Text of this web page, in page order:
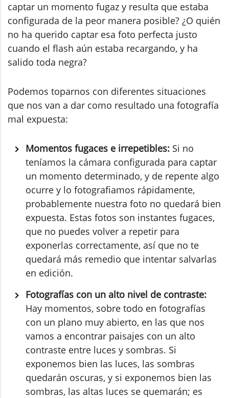
captar un momento fugaz y resulta que estaba
configurada de la peor manera posible? ¿O quién
no ha querido captar esa foto perfecta justo
cuando el flash aún estaba recargando, y ha
salido toda negra?
Podemos toparnos con diferentes situaciones
que nos van a dar como resultado una fotografía
mal expuesta:
Momentos fugaces e irrepetibles: Si no
teníamos la cámara configurada para captar
un momento determinado, y de repente algo
ocurre y lo fotografiamos rápidamente,
probablemente nuestra foto no quedará bien
expuesta. Estas fotos son instantes fugaces,
que no puedes volver a repetir para
exponerlas correctamente, así que no te
quedará más remedio que intentar salvarlas
en edición.
Fotografías con un alto nivel de contraste:
Hay momentos, sobre todo en fotografías
con un plano muy abierto, en las que nos
vamos a encontrar paisajes con un alto
contraste entre luces y sombras. Si
exponemos bien las luces, las sombras
quedarán oscuras, y si exponemos bien las
sombras, las altas luces se quemarán; es